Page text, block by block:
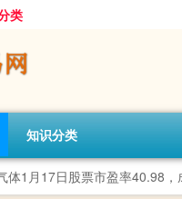
类
知识分类
体1月17日股票市盈率40.98